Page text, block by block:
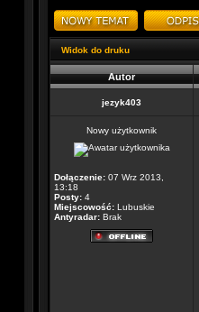
Widok do druku
Autor
jezyk403
Nowy użytkownik
Dołączenie: 07 Wrz 2013,
13:18
Posty: 4
Miejscowość: Lubuskie
Antyradar: Brak